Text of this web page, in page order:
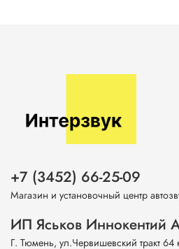
+7 (3452) 66-25-09
Магазин и установочный центр
ИП Яськов Иннокентий
Г. Тюмень, ул.Червишевский тракт